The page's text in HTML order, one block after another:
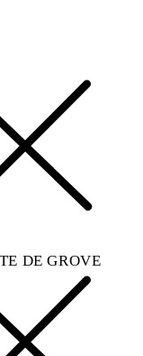
DE GROVE